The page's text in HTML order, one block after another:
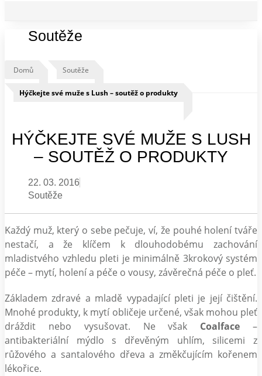
Soutěže
Domů Soutěže
Hýčkejte své muže s Lush – soutěž o produkty
HÝČKEJTE SVÉ MUŽE S LUSH
– SOUTĚŽ O PRODUKTY
22. 03. 2016
Soutěže
Každý muž, který o sebe pečuje, ví, že pouhé holení tváře
nestačí, a že klíčem k dlouhodobému zachování
mladistvého vzhledu pleti je minimálně 3krokový systém
péče – mytí, holení a péče o vousy, závěrečná péče o pleť.
Základem zdravé a mladě vypadající pleti je její čištění.
Mnohé produkty, k mytí obličeje určené, však mohou pleť
dráždit nebo vysušovat. Ne však Coalface –
antibakteriální mýdlo s dřevěným uhlím, silicemi z
růžového a santalového dřeva a změkčujícím kořenem
lékořice.